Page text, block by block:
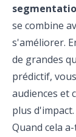
se combine
s'améliorer.
de grandes
prédictif,
audiences et
plus d'impact.
Quand cela